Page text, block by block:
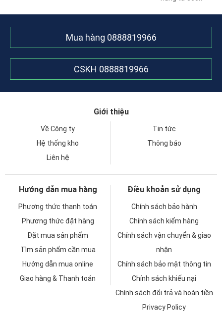
Mua hàng 0888819966
CSKH 0888819966
Giới thiệu
Về Công ty
Tin tức
Hệ thống kho
Thông báo
Liên hệ
Hướng dẫn mua hàng
Phương thức thanh toán
Phương thức đặt hàng
Đặt mua sản phẩm
Tìm sản phẩm cần mua
Hướng dẫn mua online
Giao hàng & Thanh toán
Điều khoản sử dụng
Chính sách bảo hành
Chính sách kiểm hàng
Chính sách vận chuyển & giao
nhận
Chính sách bảo mật thông tin
Chính sách khiếu nại
Chính sách đổi trả và hoàn tiền
Privacy Policy